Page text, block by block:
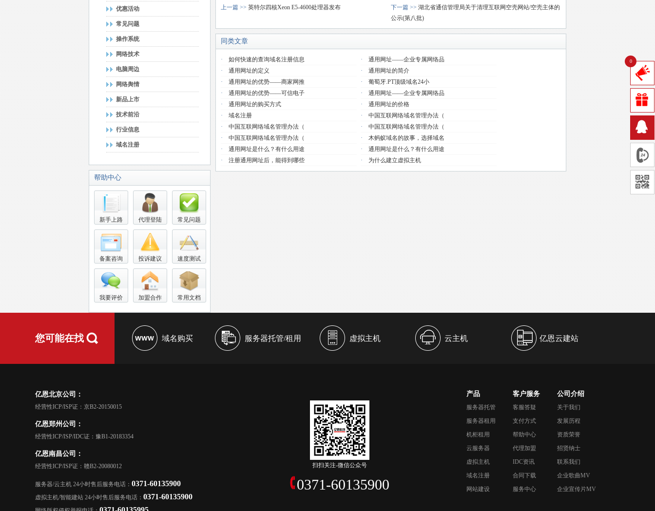
优惠活动
常见问题
操作系统
网络技术
电脑周边
网络舆情
新品上市
技术前沿
行业信息
域名注册
帮助中心
新手上路 代理登陆 常见问题
备案咨询 投诉建议 速度测试
我要评价 加盟合作 常用文档
上一篇 >> 英特尔四核Xeon E5-4600处理器发布 下一篇 >> 湖北省通信管理局关于清理互联网空壳网站/空壳主体的
公示(第八批)
同类文章
· 如何快速的查询域名注册信息 ·通用网址——企业专属网络品
· 通用网址的定义 ·通用网址的简介
· 通用网址的优势——商家网推 ·葡萄牙.PT顶级域名24小
· 通用网址的优势——可信电子 ·通用网址——企业专属网络品
· 通用网址的购买方式 ·通用网址的价格
· 域名注册 ·中国互联网络域名管理办法（
· 中国互联网络域名管理办法（ ·中国互联网络域名管理办法（
· 中国互联网络域名管理办法（ ·木蚂蚁域名的故事，选择域名
· 通用网址是什么？有什么用途 ·通用网址是什么？有什么用途
· 注册通用网址后，能得到哪些 · 为什么建立虚拟主机
您可能在找 域名购买 服务器托管/租用 虚拟主机 云主机 亿恩云建站
亿恩北京公司：
经营性ICP/ISP证：京B2-20150015
亿恩郑州公司：
经营性ICP/ISP/IDC证：豫B1-20183354
亿恩南昌公司：
经营性ICP/ISP证：赣B2-20080012
服务器/云主机 24小时售后服务电话： 0371-60135900
虚拟主机/智能建站 24小时售后服务电话： 0371-60135900
扫扫关注-微信公众号
0371-60135900
产品
服务器托管
服务器租用
机柜租用
云服务器
虚拟主机
域名注册
网站建设
客户服务
客服答疑
支付方式
帮助中心
代理加盟
IDC资讯
合同下载
服务中心
公司介绍
关于我们
发展历程
资质荣誉
招贤纳士
联系我们
企业歌曲MV
企业宣传片MV
0